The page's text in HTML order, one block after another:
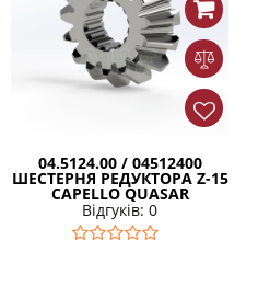
04.5124.00 / 04512400
ШЕСТЕРНЯ РЕДУКТОРА Z-15
CAPELLO QUASAR
Відгуків: 0